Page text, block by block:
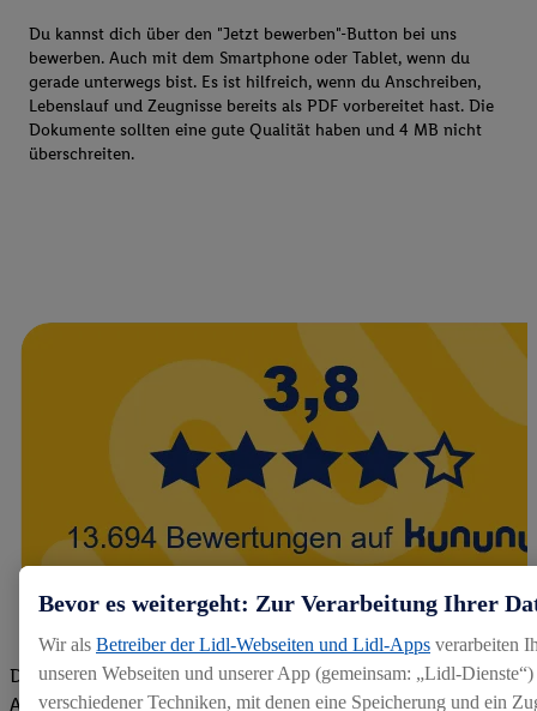
Du kannst dich über den "Jetzt bewerben"-Button bei uns
bewerben. Auch mit dem Smartphone oder Tablet, wenn du
gerade unterwegs bist. Es ist hilfreich, wenn du Anschreiben,
Lebenslauf und Zeugnisse bereits als PDF vorbereitet hast. Die
Dokumente sollten eine gute Qualität haben und 4 MB nicht
überschreiten.
Die Bewertungen von aktuellen und ehemaligen Mitarbeitern,
Azubis und externen Bewerbern haben uns zu einer Top
Bevor es weitergeht: Zur Verarbeitung Ihrer
Wir als Betreiber der Lidl-Webseiten und Lidl-Apps verarbeiten
unseren Webseiten und unserer App (gemeinsam: „Lidl-
verschiedener Techniken, mit denen eine Speicherung und ein